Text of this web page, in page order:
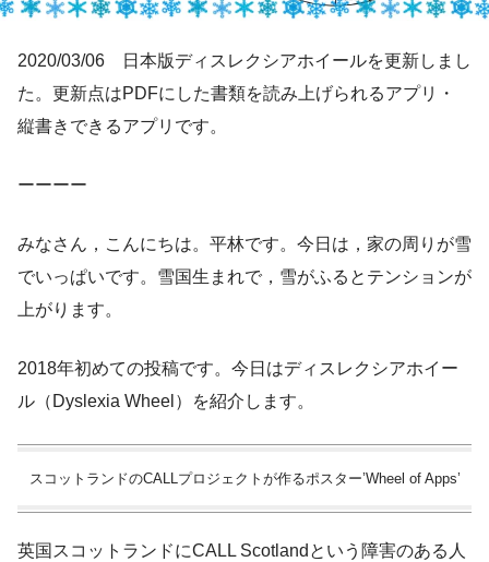
2020/03/06 日本版ディスレクシアホイールを更新しまし
た。更新点はPDFにした書類を読み上げられるアプリ・
縦書きできるアプリです。
ーーーー
みなさん，こんにちは。平林です。今日は，家の周りが雪
でいっぱいです。雪国生まれで，雪がふるとテンションが
上がります。
2018年初めての投稿です。今日はディスレクシアホイー
ル（Dyslexia Wheel）を紹介します。
スコットランドのCALLプロジェクトが作るポスター’Wheel of Apps’
英国スコットランドにCALL Scotlandという障害のある人